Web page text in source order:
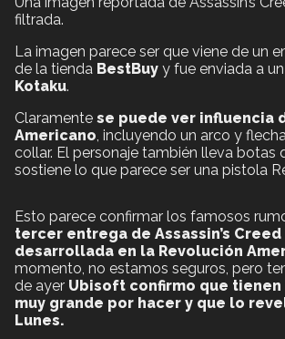
filtrada.
La imagen parece ser que viene de un
de la tienda BestBuy y fue enviada a
Kotaku.
Claramente se puede ver influencia
Americano , incluyendo un arco y
collar. El personaje también lleva botas
sostiene lo que parece ser una pistola
Esto parece confirmar los famosos
tercer entrega de Assassin’s
desarrollada en la Revolución
momento, no estamos seguros, pero
de ayer Ubisoft confirmo que tienen
muy grande por hacer y que lo
Lunes.